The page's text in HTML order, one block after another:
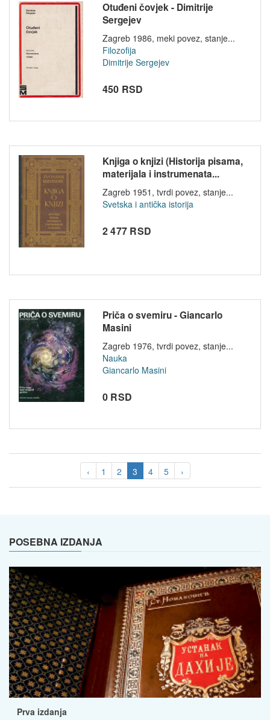
Otuđeni čovjek - Dimitrije
Sergejev
Zagreb 1986, meki povez, stanje...
Filozofija
Dimitrije Sergejev
450 RSD
Knjiga o knjizi (Historija pisama,
materijala i instrumenata...
Zagreb 1951, tvrdi povez, stanje...
Svetska i antička istorija
2 477 RSD
Priča o svemiru - Giancarlo
Masini
Zagreb 1976, tvrdi povez, stanje...
Nauka
Giancarlo Masini
0 RSD
‹ 1 2 3 4 5 ›
POSEBNA IZDANJA
Prva izdanja